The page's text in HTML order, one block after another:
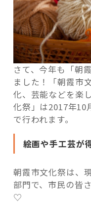
霞
に
芸
術
の
秋
が
や
っ
て
来
る！
朝
霞
市
文
さて、今年も「朝
ました！「朝霞市
化、芸能などを楽
化祭」は2017年10
で行われます。
絵画や手工芸が
朝霞市文化祭は、
部門で、市民の皆
♡